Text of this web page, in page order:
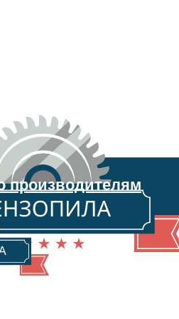
производителям